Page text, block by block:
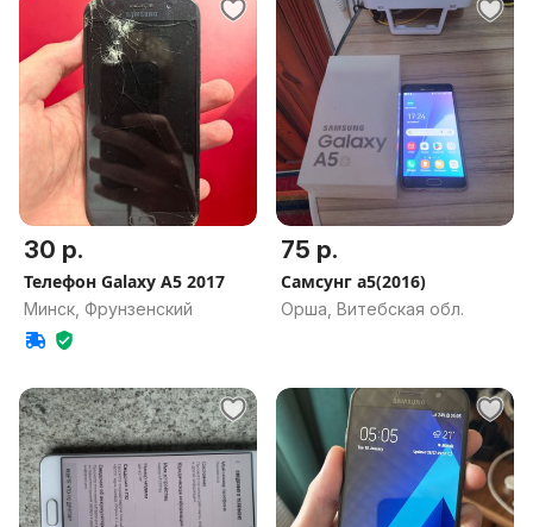
30 р.
Телефон Galaxy A5 2017
Минск, Фрунзенский
75 р.
Самсунг а5(2016)
Орша, Витебская обл.